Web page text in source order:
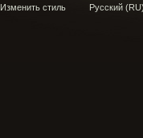
Изменить стиль Русский